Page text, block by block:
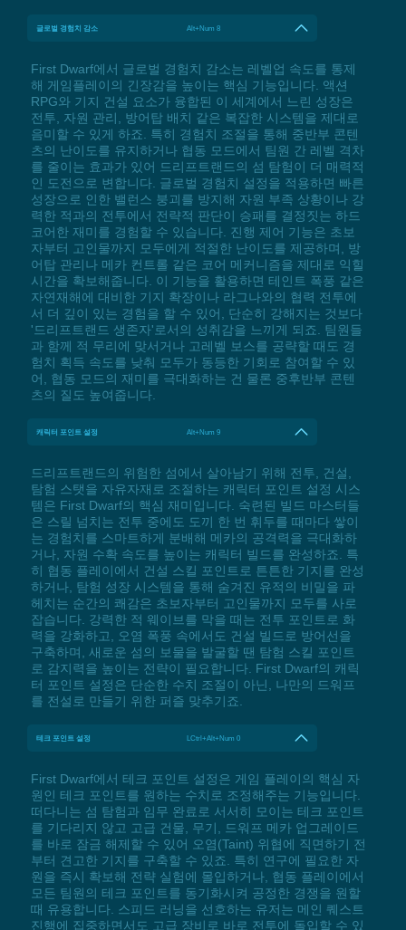
글로벌 경험치 감소 Alt+Num 8
First Dwarf에서 글로벌 경험치 감소는 레벨업 속도를 통제
해 게임플레이의 긴장감을 높이는 핵심 기능입니다. 액션
RPG와 기지 건설 요소가 융합된 이 세계에서 느린 성장은
전투, 자원 관리, 방어탑 배치 같은 복잡한 시스템을 제대로
음미할 수 있게 하죠. 특히 경험치 조절을 통해 중반부 콘텐
츠의 난이도를 유지하거나 협동 모드에서 팀원 간 레벨 격차
를 줄이는 효과가 있어 드리프트랜드의 섬 탐험이 더 매력적
인 도전으로 변합니다. 글로벌 경험치 설정을 적용하면 빠른
성장으로 인한 밸런스 붕괴를 방지해 자원 부족 상황이나 강
력한 적과의 전투에서 전략적 판단이 승패를 결정짓는 하드
코어한 재미를 경험할 수 있습니다. 진행 제어 기능은 초보
자부터 고인물까지 모두에게 적절한 난이도를 제공하며, 방
어탑 관리나 메카 컨트롤 같은 코어 메커니즘을 제대로 익힐
시간을 확보해줍니다. 이 기능을 활용하면 테인트 폭풍 같은
자연재해에 대비한 기지 확장이나 라그나와의 협력 전투에
서 더 깊이 있는 경험을 할 수 있어, 단순히 강해지는 것보다
'드리프트랜드 생존자'로서의 성취감을 느끼게 되죠. 팀원들
과 함께 적 무리에 맞서거나 고레벨 보스를 공략할 때도 경
험치 획득 속도를 낮춰 모두가 동등한 기회로 참여할 수 있
어, 협동 모드의 재미를 극대화하는 건 물론 중후반부 콘텐
츠의 질도 높여줍니다.
캐릭터 포인트 설정 Alt+Num 9
드리프트랜드의 위험한 섬에서 살아남기 위해 전투, 건설,
탐험 스탯을 자유자재로 조절하는 캐릭터 포인트 설정 시스
템은 First Dwarf의 핵심 재미입니다. 숙련된 빌드 마스터들
은 스릴 넘치는 전투 중에도 도끼 한 번 휘두를 때마다 쌓이
는 경험치를 스마트하게 분배해 메카의 공격력을 극대화하
거나, 자원 수확 속도를 높이는 캐릭터 빌드를 완성하죠. 특
히 협동 플레이에서 건설 스킬 포인트로 튼튼한 기지를 완성
하거나, 탐험 성장 시스템을 통해 숨겨진 유적의 비밀을 파
헤치는 순간의 쾌감은 초보자부터 고인물까지 모두를 사로
잡습니다. 강력한 적 웨이브를 막을 때는 전투 포인트로 화
력을 강화하고, 오염 폭풍 속에서도 건설 빌드로 방어선을
구축하며, 새로운 섬의 보물을 발굴할 땐 탐험 스킬 포인트
로 감지력을 높이는 전략이 필요합니다. First Dwarf의 캐릭
터 포인트 설정은 단순한 수치 조절이 아닌, 나만의 드워프
를 전설로 만들기 위한 퍼즐 맞추기죠.
테크 포인트 설정 LCtrl+Alt+Num 0
First Dwarf에서 테크 포인트 설정은 게임 플레이의 핵심 자
원인 테크 포인트를 원하는 수치로 조정해주는 기능입니다.
떠다니는 섬 탐험과 임무 완료로 서서히 모이는 테크 포인트
를 기다리지 않고 고급 건물, 무기, 드워프 메카 업그레이드
를 바로 잠금 해제할 수 있어 오염(Taint) 위협에 직면하기 전
부터 견고한 기지를 구축할 수 있죠. 특히 연구에 필요한 자
원을 즉시 확보해 전략 실험에 몰입하거나, 협동 플레이에서
모든 팀원의 테크 포인트를 동기화시켜 공정한 경쟁을 원할
때 유용합니다. 스피드 러닝을 선호하는 유저는 메인 퀘스트
진행에 집중하면서도 고급 장비로 바로 전투에 돌입할 수 있